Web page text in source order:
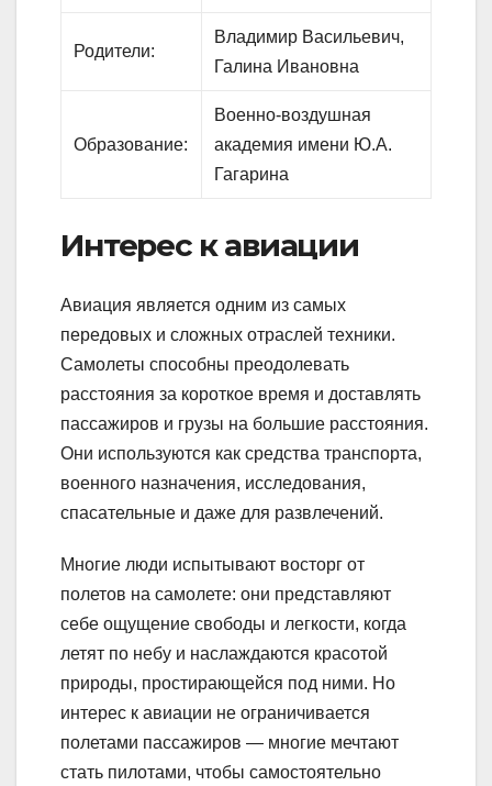
Родители:
Владимир Васильевич,
Галина Ивановна
Образование:
Военно-воздушная
академия имени Ю.А.
Гагарина
Интерес к авиации
Авиация является одним из самых
передовых и сложных отраслей техники.
Самолеты способны преодолевать
расстояния за короткое время и доставлять
пассажиров и грузы на большие расстояния.
Они используются как средства транспорта,
военного назначения, исследования,
спасательные и даже для развлечений.
Многие люди испытывают восторг от
полетов на самолете: они представляют
себе ощущение свободы и легкости, когда
летят по небу и наслаждаются красотой
природы, простирающейся под ними. Но
интерес к авиации не ограничивается
полетами пассажиров — многие мечтают
стать пилотами, чтобы самостоятельно